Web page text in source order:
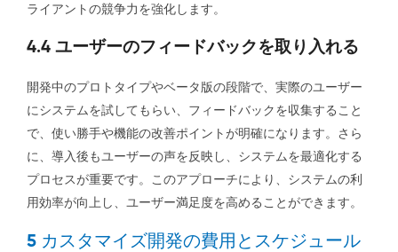
ライアントの競争力を強化します。
4.4 ユーザーのフィードバックを取り入れる
開発中のプロトタイプやベータ版の段階で、実際のユーザー
にシステムを試してもらい、フィードバックを収集すること
で、使い勝手や機能の改善ポイントが明確になります。さら
に、導入後もユーザーの声を反映し、システムを最適化する
プロセスが重要です。このアプローチにより、システムの利
用効率が向上し、ユーザー満足度を高めることができます。
5 カスタマイズ開発の費用とスケジュール